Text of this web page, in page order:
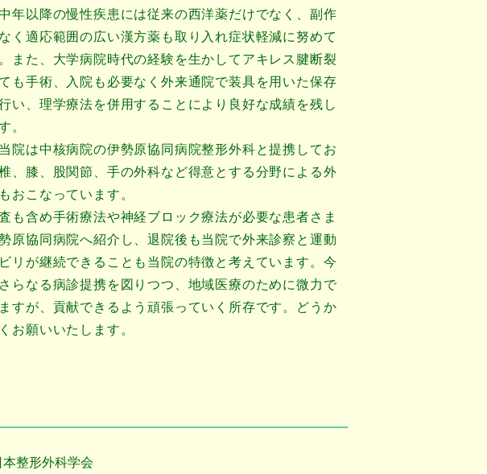
年以降の慢性疾患には従来の西洋薬だけでなく、副作
く適応範囲の広い漢方薬も取り入れ症状軽減に努めて
また、大学病院時代の経験を生かしてアキレス腱断裂
も手術、入院も必要なく外来通院で装具を用いた保存
い、理学療法を併用することにより良好な成績を残し
。
院は中核病院の伊勢原協同病院整形外科と提携してお
、膝、股関節、手の外科など得意とする分野による外
おこなっています。
も含め手術療法や神経ブロック療法が必要な患者さま
原協同病院へ紹介し、退院後も当院で外来診察と運動
リが継続できることも当院の特徴と考えています。今
らなる病診提携を図りつつ、地域医療のために微力で
すが、貢献できるよう頑張っていく所存です。どうか
お願いいたします。
本整形外科学会